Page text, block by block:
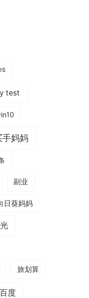
test
手妈妈
副业
日葵妈妈
旅划算
百度